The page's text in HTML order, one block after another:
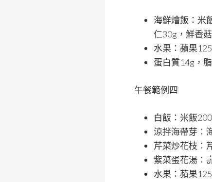
海鮮燴飯：米
仁30g，鮮香
水果：蘋果
蛋白質14g，
午餐範例四
白飯：米飯
涼拌海帶芽：
芹菜炒花枝：
紫菜蛋花湯：
水果：蘋果